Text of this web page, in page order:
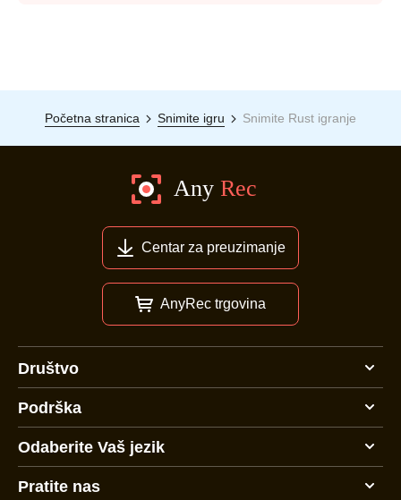
Početna stranica Snimite igru Snimite Rust igranje
Centar za preuzimanje
AnyRec trgovina
Društvo
Podrška
Odaberite Vaš jezik
Pratite nas